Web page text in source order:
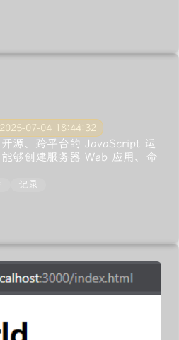
2025-07-04 18:44:32
源、跨平台的 JavaScript 运
够创建服务器 Web 应用、命
记录